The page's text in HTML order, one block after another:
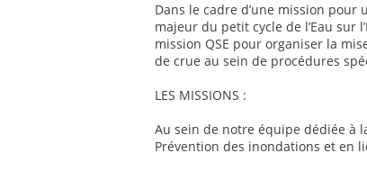
Dans le cadre d’une mission
majeur du petit cycle de l’Eau sur
mission QSE pour organiser la
de crue au sein de procédures
LES MISSIONS :
Au sein de notre équipe dédiée à
Prévention des inondations et en